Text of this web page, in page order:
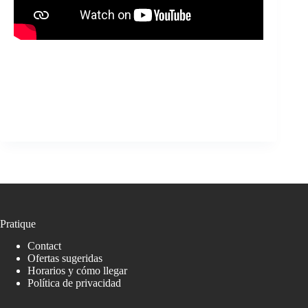
Pratique
Contact
Ofertas sugeridas
Horarios y cómo llegar
Política de privacidad